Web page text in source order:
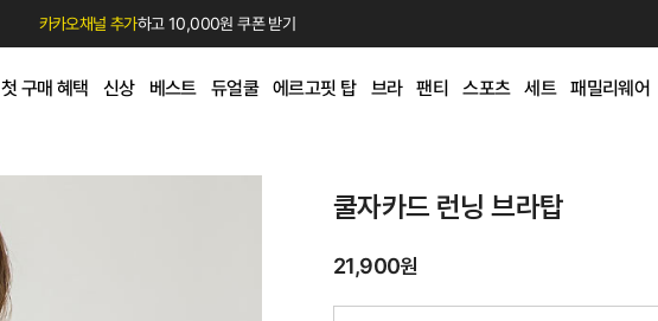
카카오채널 추가하고 10,000원 쿠폰 받기
첫 구매 혜택 신상 베스트 듀얼쿨 에르고핏 탑 브라 팬티 스포츠 세트 패밀리웨어
쿨자카드 런닝 브라탑
21,900원